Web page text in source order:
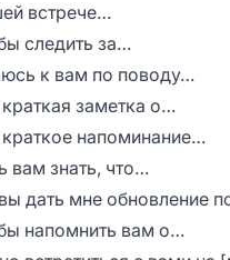
встрече…
следить за…
к вам по поводу…
заметка о…
напоминание…
вам знать, что…
дать мне обновление
напомнить вам о…